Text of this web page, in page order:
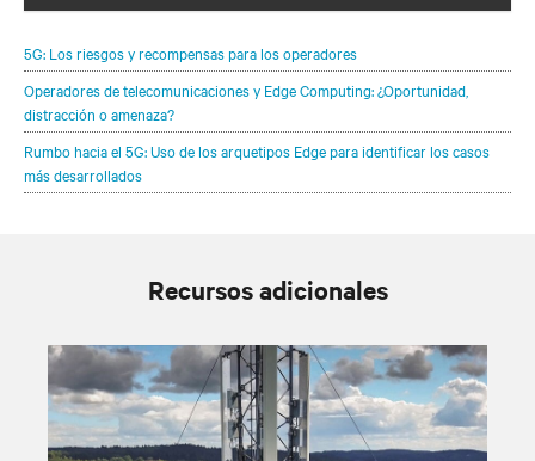
5G: Los riesgos y recompensas para los operadores
Operadores de telecomunicaciones y Edge Computing: ¿Oportunidad,
distracción o amenaza?
Rumbo hacia el 5G: Uso de los arquetipos Edge para identificar los casos
más desarrollados
Recursos adicionales